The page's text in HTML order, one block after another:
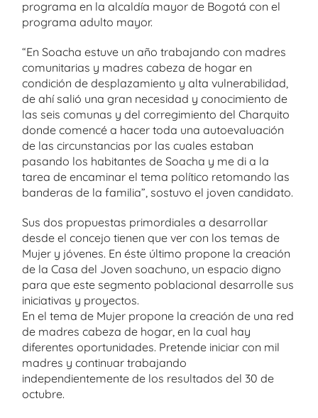
programa en la alcaldía mayor de Bogotá con el
programa adulto mayor.
“En Soacha estuve un año trabajando con madres
comunitarias y madres cabeza de hogar en
condición de desplazamiento y alta vulnerabilidad,
de ahí salió una gran necesidad y conocimiento de
las seis comunas y del corregimiento del Charquito
donde comencé a hacer toda una autoevaluación
de las circunstancias por las cuales estaban
pasando los habitantes de Soacha y me di a la
tarea de encaminar el tema político retomando las
banderas de la familia”, sostuvo el joven candidato.
Sus dos propuestas primordiales a desarrollar
desde el concejo tienen que ver con los temas de
Mujer y jóvenes. En éste último propone la creación
de la Casa del Joven soachuno, un espacio digno
para que este segmento poblacional desarrolle sus
iniciativas y proyectos.
En el tema de Mujer propone la creación de una red
de madres cabeza de hogar, en la cual hay
diferentes oportunidades. Pretende iniciar con mil
madres y continuar trabajando
independientemente de los resultados del 30 de
octubre.